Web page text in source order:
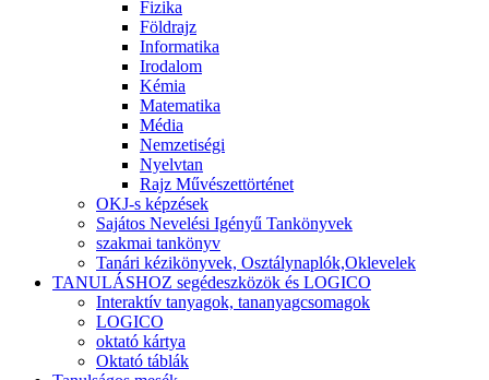
Fizika
Földrajz
Informatika
Irodalom
Kémia
Matematika
Média
Nemzetiségi
Nyelvtan
Rajz Művészettörténet
OKJ-s képzések
Sajátos Nevelési Igényű Tankönyvek
szakmai tankönyv
Tanári kézikönyvek, Osztálynaplók,Oklevelek
TANULÁSHOZ segédeszközök és LOGICO
Interaktív tanyagok, tananyagcsomagok
LOGICO
oktató kártya
Oktató táblák